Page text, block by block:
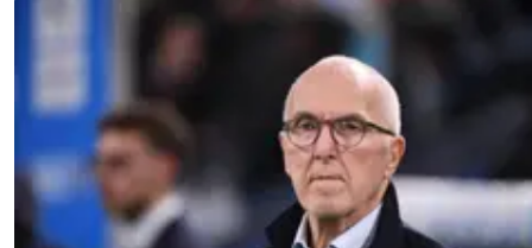
vincedelyon 104
bonne nouvelle , toujours triste de voir un joueur dans
là , perso je craignais le pire . tout est bien qui fini bien
Répondre
olonestla 02 novembre 2017 à 23:33 +0
tant mieux, meme si j'ai pas compris comment il a fait